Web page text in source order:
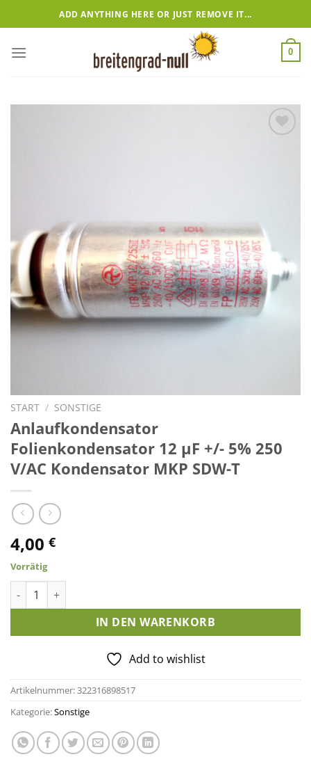
Inhalt
ADD ANYTHING HERE OR JUST REMOVE IT...
0
START / SONSTIGE
Anlaufkondensator
Folienkondensator 12 µF +/- 5% 250
V/AC Kondensator MKP SDW-T
4,00 €
Vorrätig
Anlaufkondensator Folienkondensator 12 µF +/- 5% 250 V/AC
IN DEN WARENKORB
Add to wishlist
Artikelnummer:322316898517
Kategorie:Sonstige